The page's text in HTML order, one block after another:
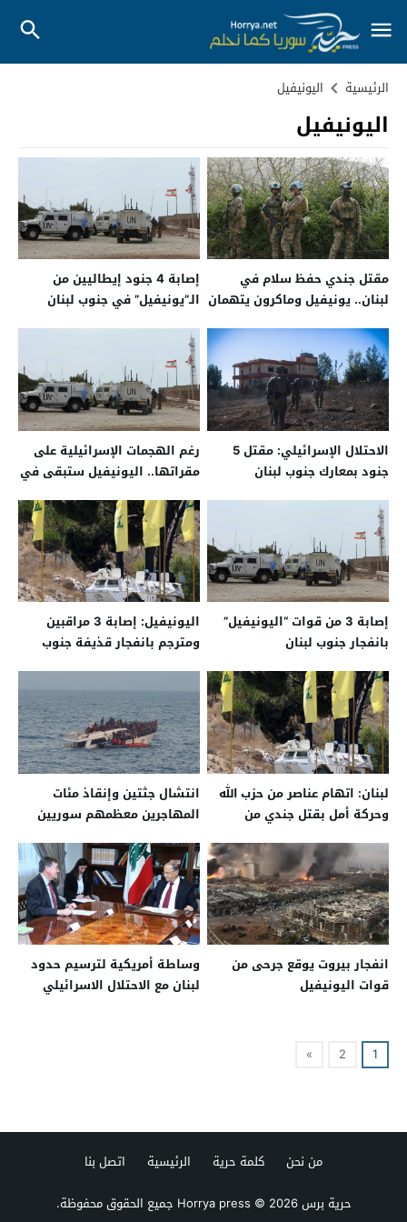
الرئيسية اليونيفيل
اليونيفيل
مقتل جندي حفظ سلام في
لبنان.. يونيفيل وماكرون يتهمان
إصابة 4 جنود إيطاليين من
الـ”يونيفيل” في جنوب لبنان
الاحتلال الإسرائيلي: مقتل 5
جنود بمعارك جنوب لبنان
رغم الهجمات الإسرائيلية على
مقراتها.. اليونيفيل ستبقى في
إصابة 3 من قوات “اليونيفيل”
بانفجار جنوب لبنان
اليونيفيل: إصابة 3 مراقبين
ومترجم بانفجار قذيفة جنوب
لبنان: اتهام عناصر من حزب الله
وحركة أمل بقتل جندي من
انتشال جثتين وإنقاذ مئات
المهاجرين معظمهم سوريين
لبنان
انفجار بيروت يوقع جرحى من
قوات اليونيفيل
وساطة أمريكية لترسيم حدود
لبنان مع الاحتلال الاسرائيلي
1
2
»
من نحن كلمة حرية الرئيسية
اتصل بنا
حرية برس Horrya press© 2026 جميع الحقوق محفوظة.